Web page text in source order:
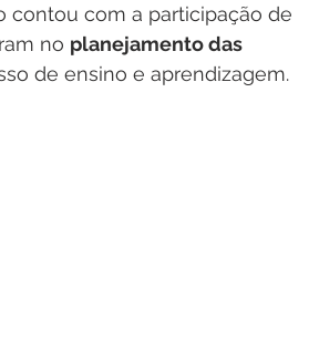
contou com a participação de
no planejamento das
de ensino e aprendizagem.